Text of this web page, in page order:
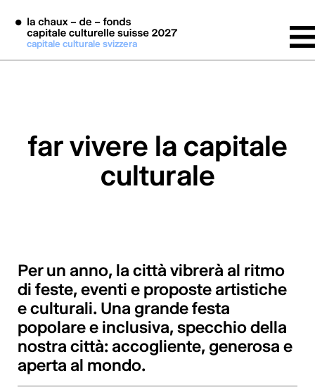
Vai al contenuto principale
capitale culturale svizzera
far vivere la capitale
culturale
Per un anno, la città vibrerà al ritmo
di feste, eventi e proposte artistiche
e culturali. Una grande festa
popolare e inclusiva, specchio della
nostra città: accogliente, generosa e
aperta al mondo.